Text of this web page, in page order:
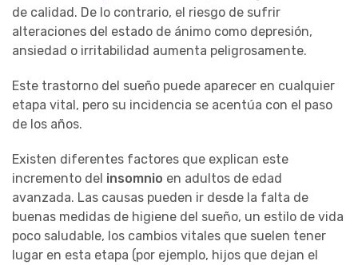
de calidad. De lo contrario, el riesgo de sufrir
alteraciones del estado de ánimo como depresión,
ansiedad o irritabilidad aumenta peligrosamente.
Este trastorno del sueño puede aparecer en cualquier
etapa vital, pero su incidencia se acentúa con el paso
de los años.
Existen diferentes factores que explican este
incremento del insomnio en adultos de edad
avanzada. Las causas pueden ir desde la falta de
buenas medidas de higiene del sueño, un estilo de vida
poco saludable, los cambios vitales que suelen tener
lugar en esta etapa (por ejemplo, hijos que dejan el